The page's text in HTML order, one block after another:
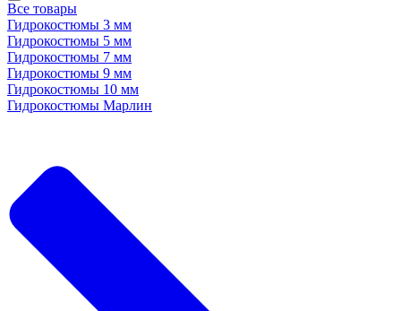
Все товары
Гидрокостюмы 3 мм
Гидрокостюмы 5 мм
Гидрокостюмы 7 мм
Гидрокостюмы 9 мм
Гидрокостюмы 10 мм
Гидрокостюмы Марлин